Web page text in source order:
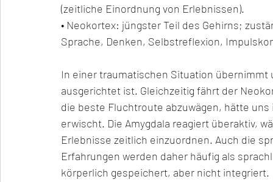
(zeitliche Einordnung von Erlebnissen).
• Neokortex: jüngster Teil des Gehirns;
Sprache, Denken, Selbstreflexion,
In einer traumatischen Situation
ausgerichtet ist. Gleichzeitig fährt der
die beste Fluchtroute abzuwägen, hätte
erwischt. Die Amygdala reagiert überaktiv,
Erlebnisse zeitlich einzuordnen. Auch die
Erfahrungen werden daher häufig als
körperlich gespeichert, aber nicht integriert.